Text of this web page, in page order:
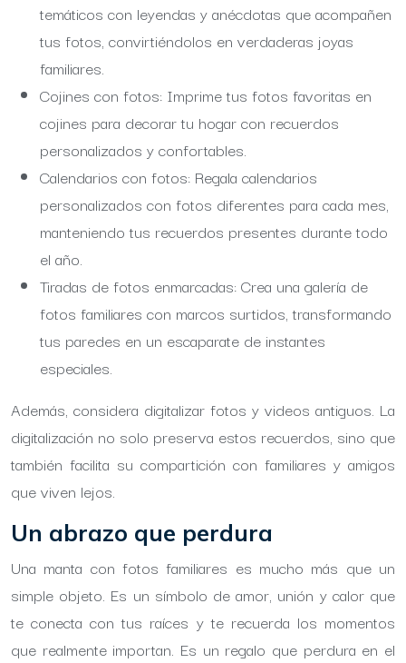
temáticos con leyendas y anécdotas que acompañen
tus fotos, convirtiéndolos en verdaderas joyas
familiares.
Cojines con fotos: Imprime tus fotos favoritas en
cojines para decorar tu hogar con recuerdos
personalizados y confortables.
Calendarios con fotos: Regala calendarios
personalizados con fotos diferentes para cada mes,
manteniendo tus recuerdos presentes durante todo
el año.
Tiradas de fotos enmarcadas: Crea una galería de
fotos familiares con marcos surtidos, transformando
tus paredes en un escaparate de instantes
especiales.
Además, considera digitalizar fotos y videos antiguos. La
digitalización no solo preserva estos recuerdos, sino que
también facilita su compartición con familiares y amigos
que viven lejos.
Un abrazo que perdura
Una manta con fotos familiares es mucho más que un
simple objeto. Es un símbolo de amor, unión y calor que
te conecta con tus raíces y te recuerda los momentos
que realmente importan. Es un regalo que perdura en el